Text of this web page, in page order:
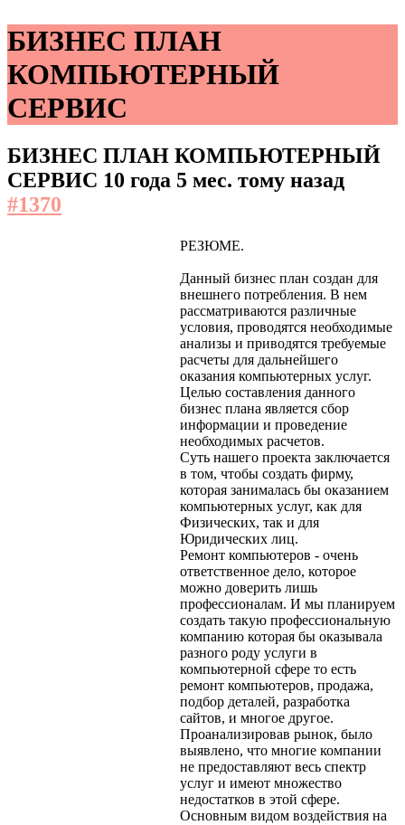
БИЗНЕС ПЛАН
КОМПЬЮТЕРНЫЙ
СЕРВИС
БИЗНЕС ПЛАН КОМПЬЮТЕРНЫЙ
СЕРВИС 10 года 5 мес. тому назад
#1370
РЕЗЮМЕ.
Данный бизнес план создан для
внешнего потребления. В нем
рассматриваются различные
условия, проводятся необходимые
анализы и приводятся требуемые
расчеты для дальнейшего
оказания компьютерных услуг.
Целью составления данного
бизнес плана является сбор
информации и проведение
необходимых расчетов.
Суть нашего проекта заключается
в том, чтобы создать фирму,
которая занималась бы оказанием
компьютерных услуг, как для
Физических, так и для
Юридических лиц.
Ремонт компьютеров - очень
ответственное дело, которое
можно доверить лишь
профессионалам. И мы планируем
создать такую профессиональную
компанию которая бы оказывала
разного роду услуги в
компьютерной сфере то есть
ремонт компьютеров, продажа,
подбор деталей, разработка
сайтов, и многое другое.
Проанализировав рынок, было
выявлено, что многие компании
не предоставляют весь спектр
услуг и имеют множество
недостатков в этой сфере.
Основным видом воздействия на